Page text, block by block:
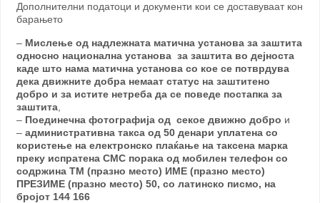
Дополнителни податоци и документи кои се доставуваат кон
барањето
– Мислење од надлежната матична установа за заштита
односно национална установа за заштита во дејноста
каде што нама матична установа со кое се потврдува
дека движните добра немаат статус на заштитено
добро и за истите нетреба да се поведе постапка за
заштита,
– Поединечна фотографија од секое движно добро и
– административна такса од 50 денари уплатена со
користење на електронско плаќање на таксена марка
преку испратена СМС порака од мобилен телефон со
содржина ТМ (празно место) ИМЕ (празно место)
ПРЕЗИМЕ (празно место) 50, со латинско писмо, на
бројот 144 166